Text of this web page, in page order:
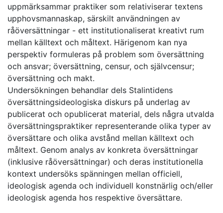
uppmärksammar praktiker som relativiserar textens
upphovsmannaskap, särskilt användningen av
råöversättningar - ett institutionaliserat kreativt rum
mellan källtext och måltext. Härigenom kan nya
perspektiv formuleras på problem som översättning
och ansvar; översättning, censur, och självcensur;
översättning och makt.
Undersökningen behandlar dels Stalintidens
översättningsideologiska diskurs på underlag av
publicerat och opublicerat material, dels några utvalda
översättningspraktiker representerande olika typer av
översättare och olika avstånd mellan källtext och
måltext. Genom analys av konkreta översättningar
(inklusive råöversättningar) och deras institutionella
kontext undersöks spänningen mellan officiell,
ideologisk agenda och individuell konstnärlig och/eller
ideologisk agenda hos respektive översättare.